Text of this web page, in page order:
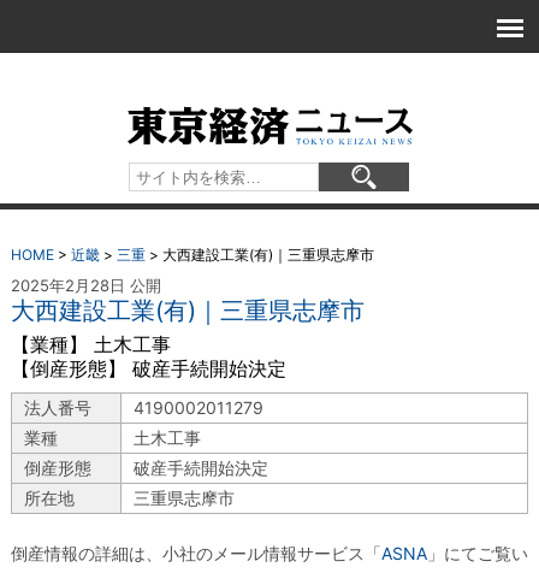
HOME> 近畿> 三重> 大西建設工業(有)｜三重県志摩市
2025年2月28日 公開
大西建設工業(有)｜三重県志摩市
【業種】 土木工事
【倒産形態】 破産手続開始決定
法人番号
4190002011279
業種
土木工事
倒産形態
破産手続開始決定
所在地
三重県志摩市
倒産情報の詳細は、小社のメール情報サービス「ASNA 」にてご覧い